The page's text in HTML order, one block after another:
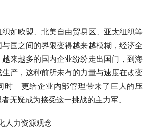
如欧盟、北美自由贸易区、亚太组织等
国之间的界限变得越来越模糊，经济全
来越多的国内企业纷纷走出国门，到海
产，这种前所未有的力量与速度在改变
时，更给企业内部管理带来了巨大的压
无疑成为接受这一挑战的主力军。
力资源观念